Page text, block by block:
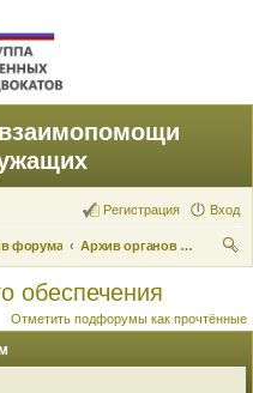
Вход
Регистрация
форума
Архив органов жилищного обеспечения
обеспечения
Отметить подфорумы как прочтённые